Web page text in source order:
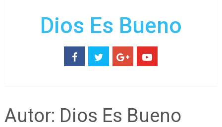
Dios Es Bueno
Autor: Dios Es Bueno